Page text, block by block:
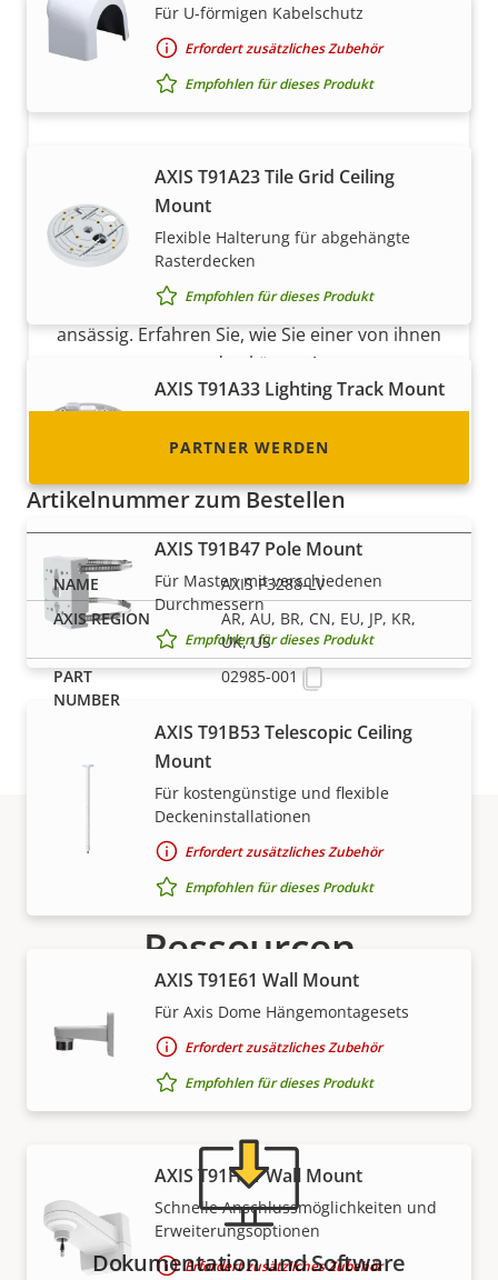
Für U-förmigen Kabelschutz
Erfordert zusätzliches Zubehör
Empfohlen für dieses Produkt
AXIS T91A23 Tile Grid Ceiling
Mount
Flexible Halterung für abgehängte
Rasterdecken
Empfohlen für dieses Produkt
AXIS T91A33 Lighting Track Mount
Empfohlen für dieses Produkt
AXIS T91B47 Pole Mount
Für Masten mit verschiedenen
Durchmessern
Empfohlen für dieses Produkt
AXIS T91B53 Telescopic Ceiling
Mount
Für kostengünstige und flexible
Deckeninstallationen
Erfordert zusätzliches Zubehör
Empfohlen für dieses Produkt
AXIS T91E61 Wall Mount
Für Axis Dome Hängemontagesets
Erfordert zusätzliches Zubehör
Empfohlen für dieses Produkt
AXIS T91H61 Wall Mount
Schnelle Anschlussmöglichkeiten und
Erweiterungsoptionen
Erfordert zusätzliches Zubehör
Partner werden
Sind Sie Wiederverkäufer, Distributor,
Partner sind in fast allen Ländern der Welt
ansässig. Erfahren Sie, wie Sie einer von ihnen
werden können!
PARTNER WERDEN
Artikelnummer zum Bestellen
AXIS P3288-LV
AR, AU, BR, CN, EU, JP, KR,
UK, US
02985-001
Support und
Ressourcen
Benötigen Sie Informationen zu Produkten von Axis,
Software oder Hilfe von einem unserer Experten?
Dokumentation und Software